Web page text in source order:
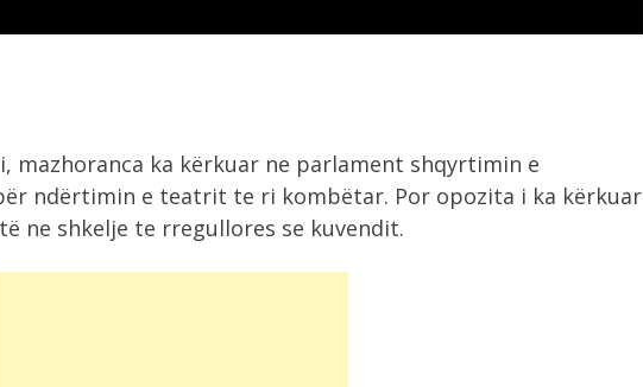
mazhoranca ka kërkuar ne parlament shqyrtimin e
ndërtimin e teatrit te ri kombëtar. Por opozita i ka kërkuar
ne shkelje te rregullores se kuvendit.
Malin e Krujës,
Krujë, Lamallari
10:29
Arrestohet 73 vjeçari në Krujë,
akuzohet për...